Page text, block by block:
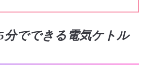
分でできる電気ケトル